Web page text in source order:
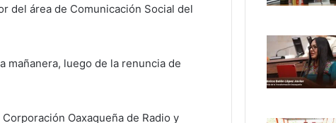
del área de Comunicación Social del
mañanera, luego de la renuncia de
Oaxaqueña de Radio y